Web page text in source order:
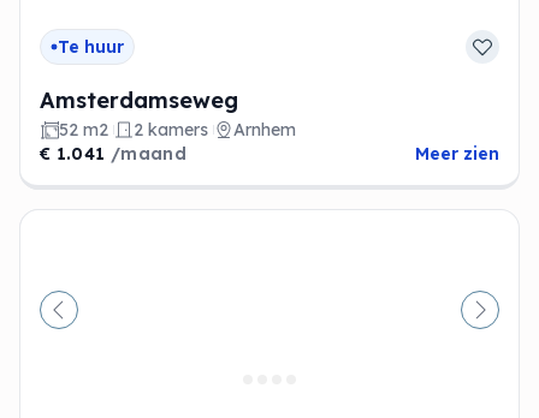
Te huur
Amsterdamseweg
52 m2 2 kamers
Arnhem
€ 1.041 /maand Meer zien
Vorige